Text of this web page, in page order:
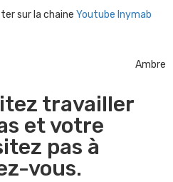
sur la chaine Youtube Inymab
Ambre
travailler
et votre
pas à
vous.